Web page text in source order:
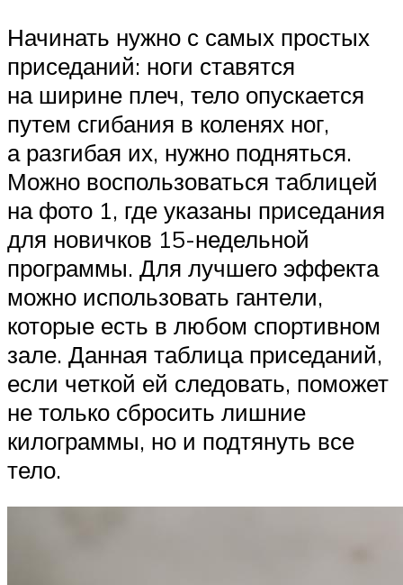
Начинать нужно с самых простых
приседаний: ноги ставятся
на ширине плеч, тело опускается
путем сгибания в коленях ног,
а разгибая их, нужно подняться.
Можно воспользоваться таблицей
на фото 1, где указаны приседания
для новичков 15-недельной
программы. Для лучшего эффекта
можно использовать гантели,
которые есть в любом спортивном
зале. Данная таблица приседаний,
если четкой ей следовать, поможет
не только сбросить лишние
килограммы, но и подтянуть все
тело.